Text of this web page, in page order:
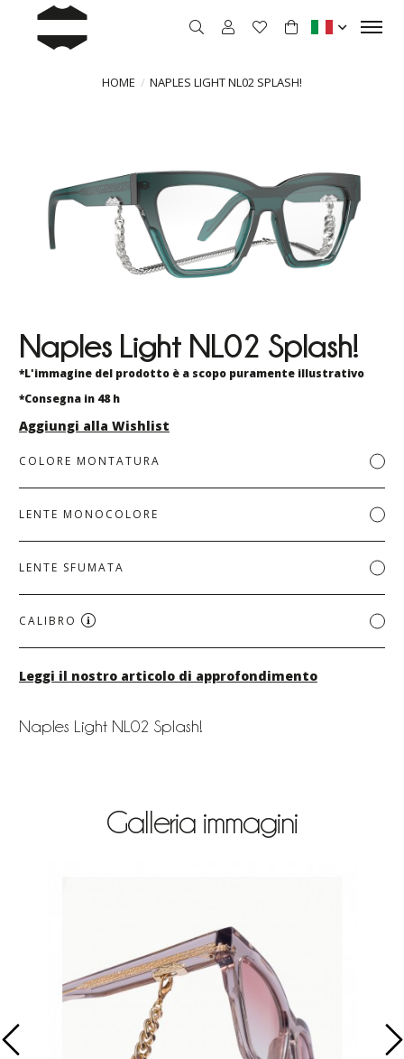
HOME NAPLES LIGHT NL02 SPLASH!
Naples Light NL02 Splash!
Naples Light NL02 Splash!
*L'immagine del prodotto è a scopo puramente illustrativo
*Consegna in 48 h
Aggiungi alla Wishlist
COLORE MONTATURA
LENTE MONOCOLORE
LENTE SFUMATA
CALIBRO
Leggi il nostro articolo di approfondimento
Galleria immagini